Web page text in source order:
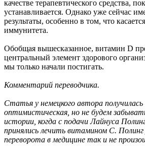
качестве терапевтического средства,
устанавливается. Однако уже сейчас
результаты, особенно в том, что
иммунитета.
Обобщая вышесказанное, витамин D
центральный элемент здорового
мы только начали постигать.
Комментарий переводчика.
Статья у немецкого автора получилась
оптимистическая, но не будем
истории, когда с подачи Лайнуса
принялись лечить витамином C.
переворота в медицине так и не